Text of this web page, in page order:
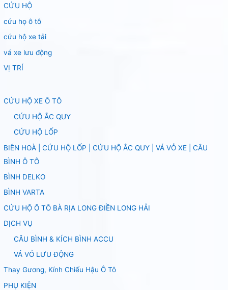
CỨU HỘ
cứu họ ô tô
cứu hộ xe tải
vá xe lưu động
VỊ TRÍ
CỨU HỘ XE Ô TÔ
CỨU HỘ ẮC QUY
CỨU HỘ LỐP
BIÊN HOÀ | CỨU HỘ LỐP | CỨU HỘ ẮC QUY | VÁ VỎ XE | CÂU
BÌNH Ô TÔ
BÌNH DELKO
BÌNH VARTA
CỨU HỘ Ô TÔ BÀ RỊA LONG ĐIỀN LONG HẢI
DỊCH VỤ
CÂU BÌNH & KÍCH BÌNH ACCU
VÁ VỎ LƯU ĐỘNG
Thay Gương, Kính Chiếu Hậu Ô Tô
PHỤ KIỆN